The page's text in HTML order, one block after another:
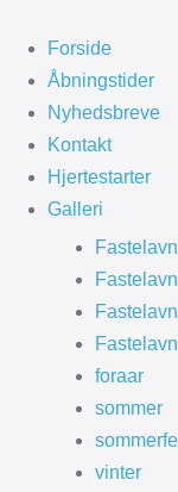
indhold
Forside
Åbningstider
Nyhedsbreve
Kontakt
Hjertestarter
Galleri
foraar
sommer
vinter